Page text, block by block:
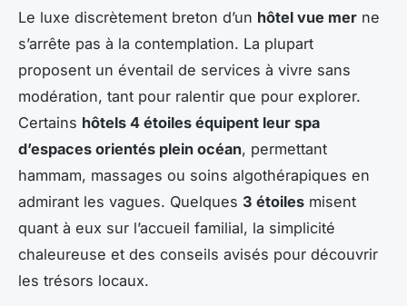
Le luxe discrètement breton d’un hôtel vue mer ne
s’arrête pas à la contemplation. La plupart
proposent un éventail de services à vivre sans
modération, tant pour ralentir que pour explorer.
Certains hôtels 4 étoiles équipent leur spa
d’espaces orientés plein océan, permettant
hammam, massages ou soins algothérapiques en
admirant les vagues. Quelques 3 étoiles misent
quant à eux sur l’accueil familial, la simplicité
chaleureuse et des conseils avisés pour découvrir
les trésors locaux.